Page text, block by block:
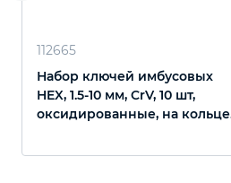
112665
Набор ключей имбусовых
HEX, 1.5-10 мм, CrV, 10 шт,
оксидированные, на кольце